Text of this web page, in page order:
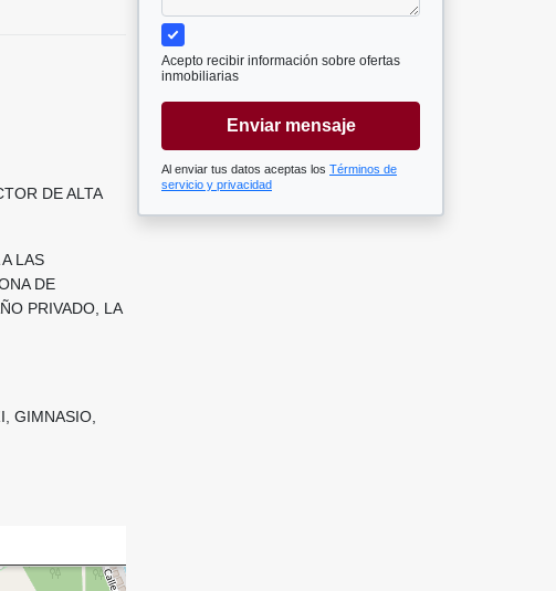
DE ALTA
LAS
DE
PRIVADO, LA
GIMNASIO,
Acepto recibir información sobre ofertas
inmobiliarias
Enviar mensaje
Al enviar tus datos aceptas los Términos de
servicio y privacidad